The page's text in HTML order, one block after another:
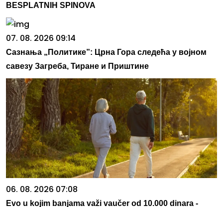
BESPLATNIH SPINOVA
07. 08. 2026 09:14
Сазнања „Политике”: Црна Гора следећа у војном
савезу Загреба, Тиране и Приштине
06. 08. 2026 07:08
Evo u kojim banjama važi vaučer od 10.000 dinara -